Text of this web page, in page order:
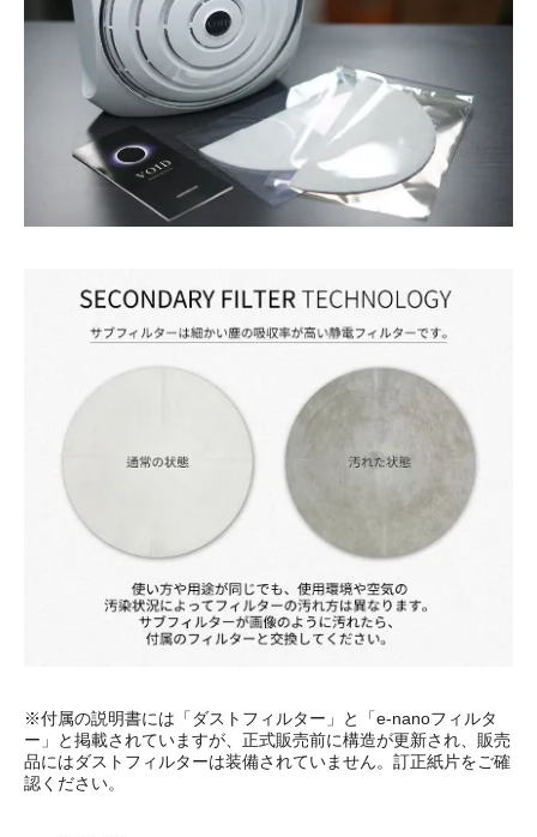
※付属の説明書には「ダストフィルター」と「e-nanoフィルタ
ー」と掲載されていますが、正式販売前に構造が更新され、販売
品にはダストフィルターは装備されていません。訂正紙片をご確
認ください。